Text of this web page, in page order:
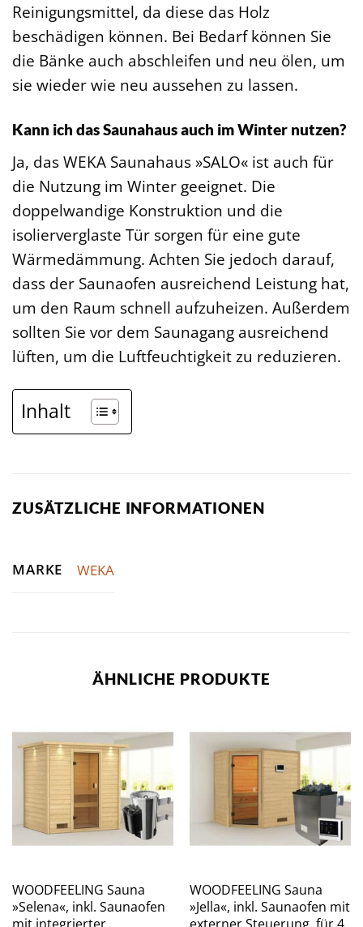
Reinigungsmittel, da diese das Holz
beschädigen können. Bei Bedarf können Sie
die Bänke auch abschleifen und neu ölen, um
sie wieder wie neu aussehen zu lassen.
Kann ich das Saunahaus auch im Winter nutzen?
Ja, das WEKA Saunahaus »SALO« ist auch für
die Nutzung im Winter geeignet. Die
doppelwandige Konstruktion und die
isolierverglaste Tür sorgen für eine gute
Wärmedämmung. Achten Sie jedoch darauf,
dass der Saunaofen ausreichend Leistung hat,
um den Raum schnell aufzuheizen. Außerdem
sollten Sie vor dem Saunagang ausreichend
lüften, um die Luftfeuchtigkeit zu reduzieren.
Inhalt
ZUSÄTZLICHE INFORMATIONEN
MARKE WEKA
ÄHNLICHE PRODUKTE
WOODFEELING Sauna
»Selena«, inkl. Saunaofen
WOODFEELING Sauna
»Jella«, inkl. Saunaofen mit